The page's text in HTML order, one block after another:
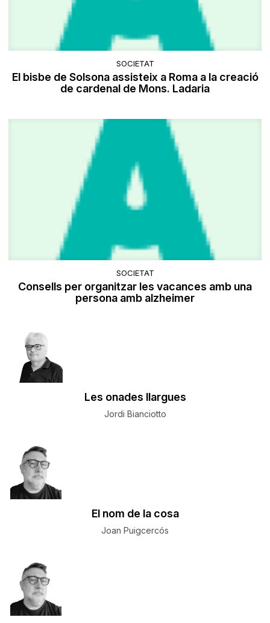
SOCIETAT
El bisbe de Solsona assisteix a Roma a la creació
de cardenal de Mons. Ladaria
SOCIETAT
Consells per organitzar les vacances amb una
persona amb alzheimer
Les onades llargues
Jordi Bianciotto
El nom de la cosa
Joan Puigcercós